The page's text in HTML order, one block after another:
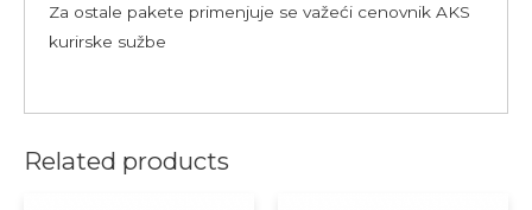
Za ostale pakete primenjuje se važeći cenovnik AKS
kurirske sužbe
Related products